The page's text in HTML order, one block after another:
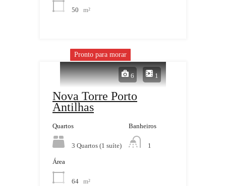
50 m²
6 1
Pronto para morar
Nova Torre Porto
Antilhas
Quartos
3 Quartos (1 suíte)
Banheiros
1
Área
64 m²